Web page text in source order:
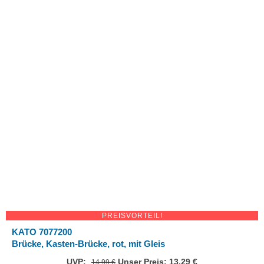
PREISVORTEIL!
KATO 7077200
Brücke, Kasten-Brücke, rot, mit Gleis
UVP: 14,99€ Ursprünglicher
Unser Preis: 13,29 €